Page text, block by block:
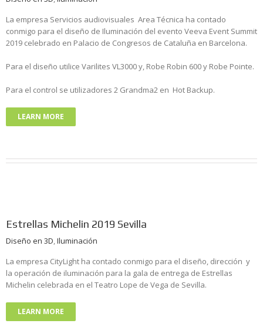
La empresa Servicios audiovisuales Area Técnica ha contado
conmigo para el diseño de Iluminación del evento Veeva Event Summit
2019 celebrado en Palacio de Congresos de Cataluña en Barcelona.
Para el diseño utilice Varilites VL3000 y, Robe Robin 600 y Robe Pointe.
Para el control se utilizadores 2 Grandma2 en Hot Backup.
LEARN MORE
Estrellas Michelin 2019 Sevilla
Diseño en 3D,Iluminación
La empresa CityLight ha contado conmigo para el diseño, dirección y
la operación de iluminación para la gala de entrega de Estrellas
Michelin celebrada en el Teatro Lope de Vega de Sevilla.
LEARN MORE